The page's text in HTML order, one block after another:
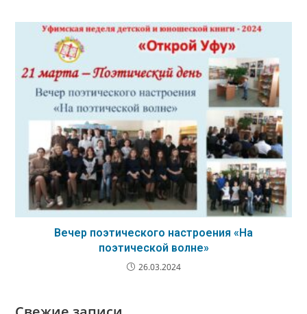
Вечер поэтического настроения «На
поэтической волне»
26.03.2024